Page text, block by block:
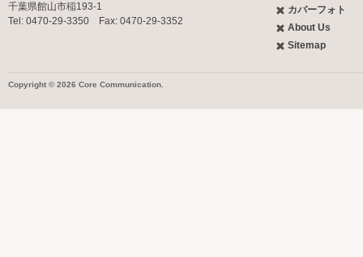
千葉県館山市稲193-1
Tel: 0470-29-3350 Fax: 0470-29-3352
カバーフォト
About Us
Sitemap
Copyright © 2026 Core Communication.